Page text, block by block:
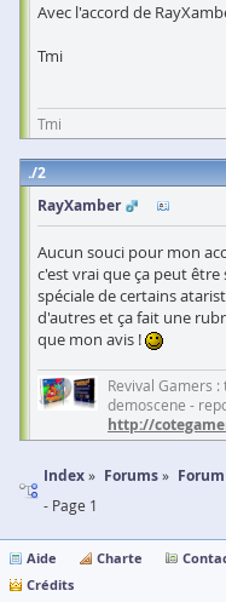
Avec l'accord de
Tmi
Tmi
2
RayXamber
Aucun souci pour mon
c'est vrai que ça peut
spéciale de certains
d'autres et ça fait une
que mon avis !
Revival Gamers
demoscene -
http://
Index Forums
- Page 1
Aide Charte
Crédits